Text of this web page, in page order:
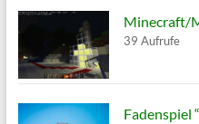
Minecraft/
39 Aufrufe
Fadenspiel